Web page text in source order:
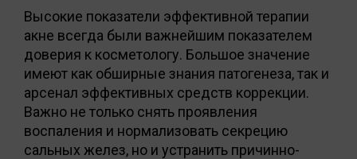
Высокие показатели эффективной терапии
акне всегда были важнейшим показателем
доверия к косметологу. Большое значение
имеют как обширные знания патогенеза, так и
арсенал эффективных средств коррекции.
Важно не только снять проявления
воспаления и нормализовать секрецию
сальных желез, но и устранить причинно-